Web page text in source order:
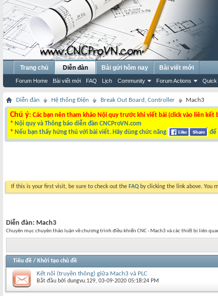
Trang chủ Diễn đàn
Forum Home Bài viết mới FAQ Lịch Community Forum Actions Quick
Bài gửi hôm nay Bài viết mới
Diễn đàn Hệ thống Điện Break Out Board, Controller Mach3
Chú ý: Các bạn nên tham khảo Nội quy trước khi viết bài (click vào liên kết
* Nội quy và Thông báo diễn đàn CNCProVN.com
* Nếu bạn thấy hứng thú với bài viết. Hãy dùng chức năng để
If this is your first visit, be sure to check out the FAQ by clicking the link above. You
Diễn đàn: Mach3
Chuyên mục chuyên thảo luận về chương trình điều khiển CNC - Mach3 và các thiết bị liên
Tiêu đề / Khởi tạo chủ đề
Kết nối (truyền thông) giữa Mach3 và PLC
Bắt đầu bởi dungvu.129‎, 03-09-2020 05:18:24 PM